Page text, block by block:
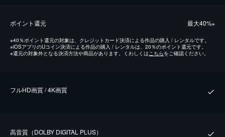
ポイント還元 最⼤40%※
※40％ポイント還元の対象は、クレジットカード決済による作品の購入 / レンタルです。
※iOSアプリのUコイン決済による作品の購入 / レンタルは、20％のポイント還元です。
※還元の対象外となる決済方法や商品があります。くわしくはこちらをご確認ください。
フルHD画質 / 4K画質
⾼⾳質（DOLBY DIGITAL PLUS）